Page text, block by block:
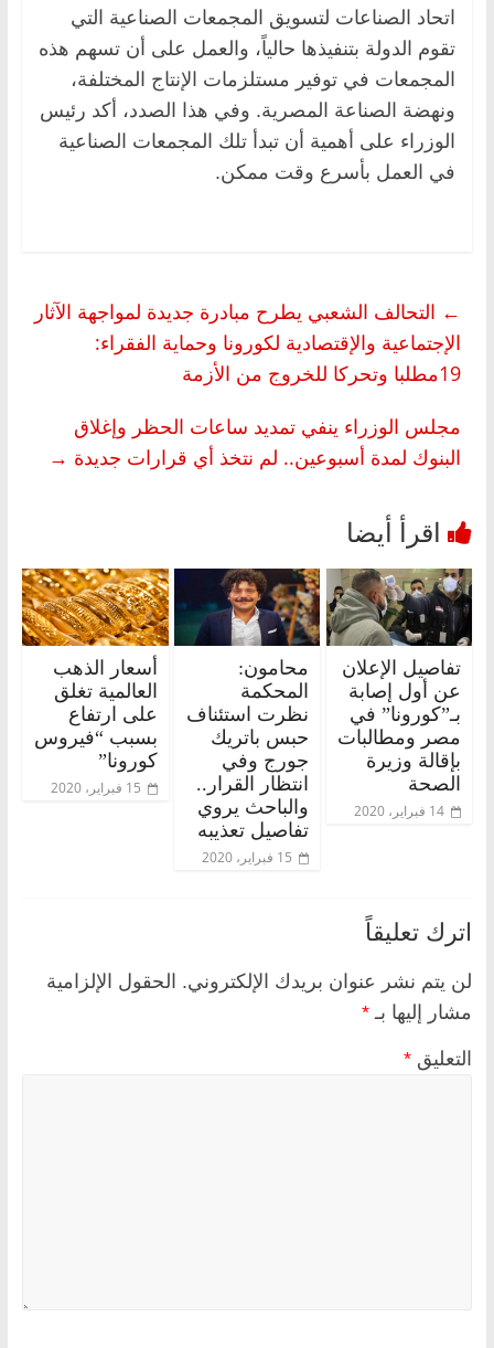
اتحاد الصناعات لتسويق المجمعات الصناعية التي
تقوم الدولة بتنفيذها حالياً، والعمل على أن تسهم هذه
المجمعات في توفير مستلزمات الإنتاج المختلفة،
ونهضة الصناعة المصرية. وفي هذا الصدد، أكد رئيس
الوزراء على أهمية أن تبدأ تلك المجمعات الصناعية
في العمل بأسرع وقت ممكن.
← التحالف الشعبي يطرح مبادرة جديدة لمواجهة الآثار
الإجتماعية والإقتصادية لكورونا وحماية الفقراء:
19مطلبا وتحركا للخروج من الأزمة
مجلس الوزراء ينفي تمديد ساعات الحظر وإغلاق
البنوك لمدة أسبوعين.. لم نتخذ أي قرارات جديدة →
تفاصيل الإعلان
عن أول إصابة
بـ”كورونا” في
مصر ومطالبات
بإقالة وزيرة
الصحة
14 فبراير، 2020
محامون:
المحكمة
نظرت استئناف
حبس باتريك
جورج وفي
انتظار القرار..
والباحث يروي
تفاصيل تعذيبه
15 فبراير، 2020
أسعار الذهب
العالمية تغلق
على ارتفاع
بسبب “فيروس
كورونا”
15 فبراير، 2020
اترك تعليقاً
لن يتم نشر عنوان بريدك الإلكتروني. الحقول الإلزامية
مشار إليها بـ *
التعليق *